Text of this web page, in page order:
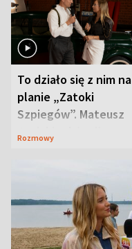
To działo się z nim na
planie „Zatoki
Szpiegów”. Mateusz
Janicki odsłonił
Rozmowy